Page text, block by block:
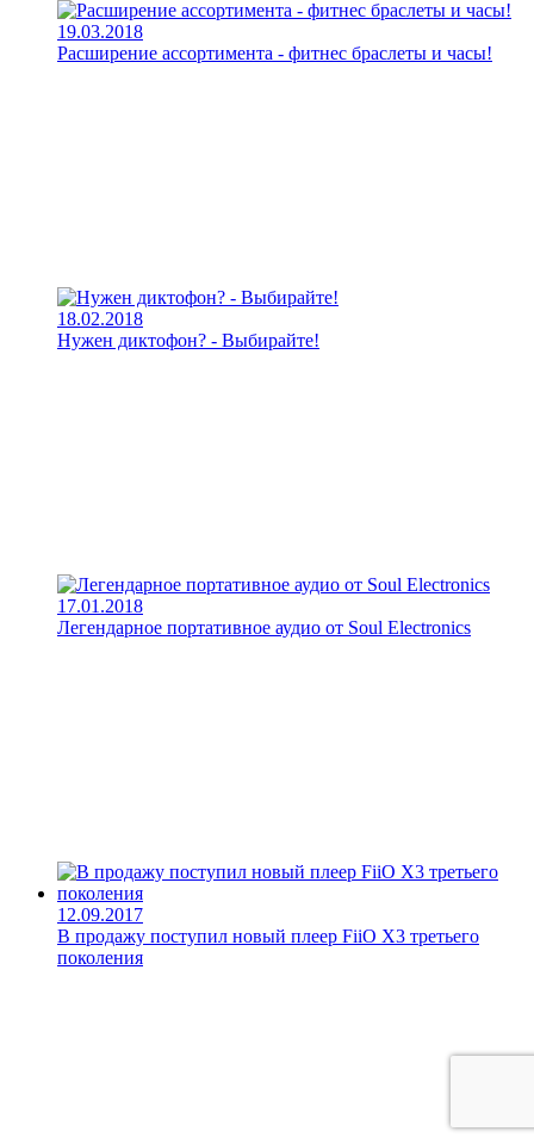
19.03.2018
Расширение ассортимента - фитнес браслеты и часы!
18.02.2018
Нужен диктофон? - Выбирайте!
17.01.2018
Легендарное портативное аудио от Soul Electronics
12.09.2017
В продажу поступил новый плеер FiiO X3 третьего
поколения